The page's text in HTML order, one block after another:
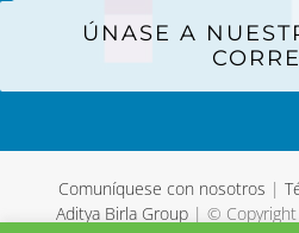
ÚNASE A
Comuníquese con nosotros |
Aditya Birla Group| © Copyright